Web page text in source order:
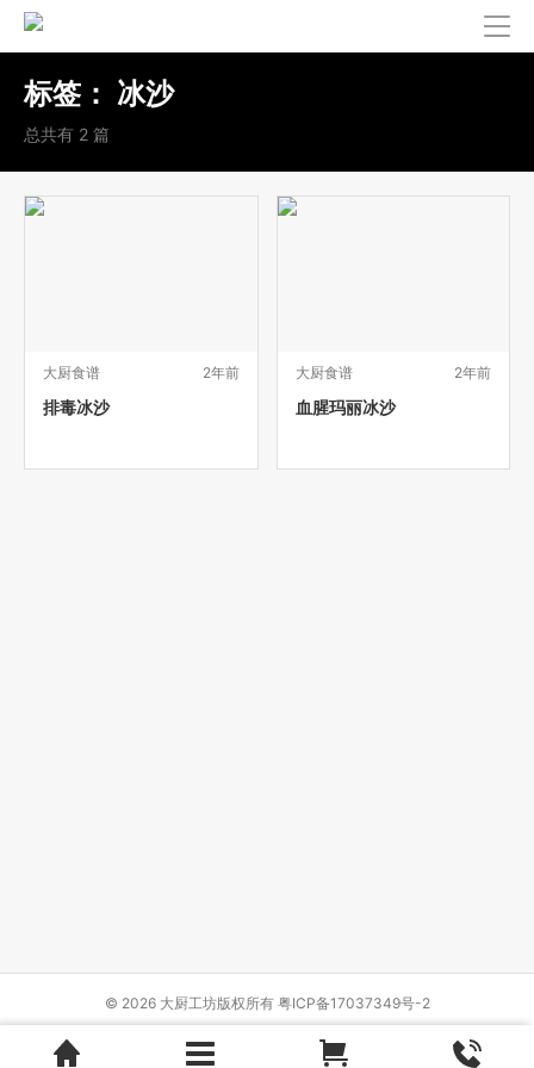
标签： 冰沙
总共有 2 篇
大厨食谱 2年前
排毒冰沙
大厨食谱 2年前
血腥玛丽冰沙
© 2026 大厨工坊版权所有 粤ICP备17037349号-2